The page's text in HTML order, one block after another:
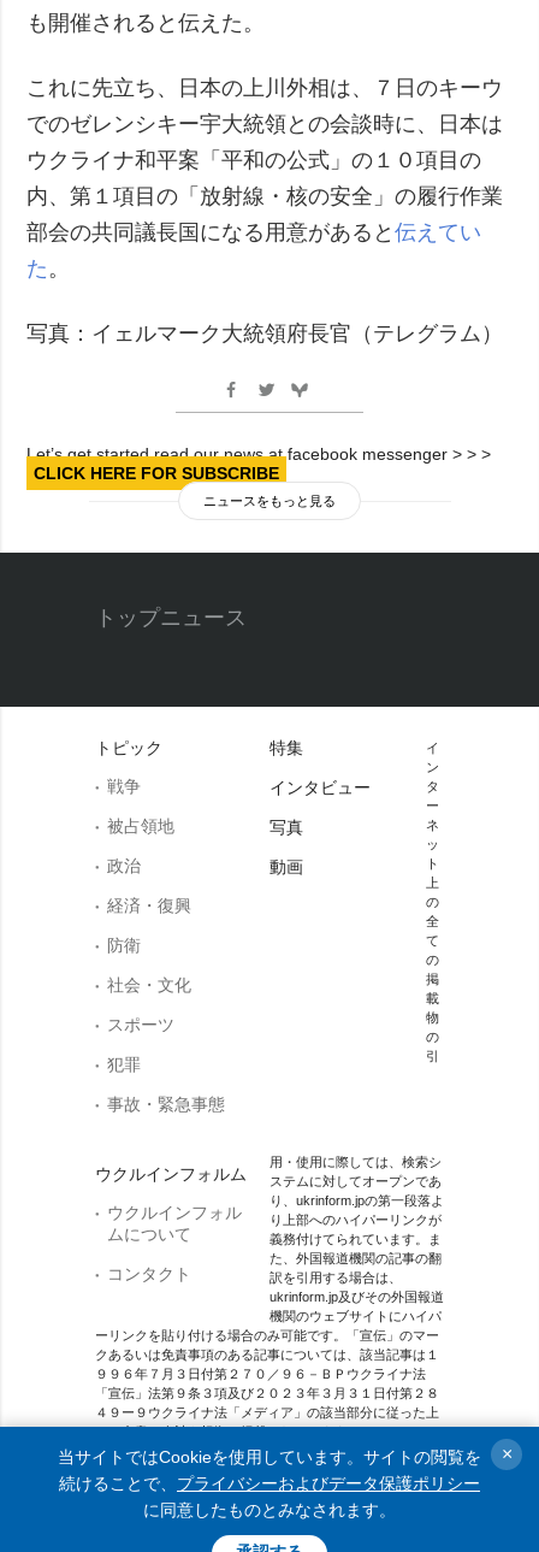
も開催されると伝えた。
これに先立ち、日本の上川外相は、７日のキーウ
でのゼレンシキー宇大統領との会談時に、日本は
ウクライナ和平案「平和の公式」の１０項目の
内、第１項目の「放射線・核の安全」の履行作業
部会の共同議長国になる用意があると伝えてい
た 。
写真：イェルマーク大統領府長官（テレグラム）
Let’s get started read our news at facebook messenger > > >
CLICK HERE FOR SUBSCRIBE
ニュースをもっと見る
トップニュース
トピック
戦争
被占領地
政治
経済・復興
防衛
社会・文化
スポーツ
犯罪
事故・緊急事態
ウクルインフォルム
ウクルインフォル
ムについて
コンタクト
特集
インタビュー
写真
動画
イ
ン
タ
ー
ネ
ッ
ト
上
の
全
て
の
掲
載
物
の
引
用・使用に際しては、検索シ
ステムに対してオープンであ
り、ukrinform.jpの第一段落よ
り上部へのハイパーリンクが
義務付けてられています。ま
た、外国報道機関の記事の翻
訳を引用する場合は、
ukrinform.jp及びその外国報道
機関のウェブサイトにハイパ
ーリンクを貼り付ける場合のみ可能です。「宣伝」のマー
クあるいは免責事項のある記事については、該当記事は１
９９６年７月３日付第２７０／９６－ＢＰウクライナ法
「宣伝」法第９条３項及び２０２３年３月３１日付第２８
４９ー９ウクライナ法「メディア」の該当部分に従った上
で、合意／会計を根拠に掲載されています。
オンラインメディア主体 メディア識別番号：R40-01421.
© 2015-2026 Ukrinform. All rights reserved.
当サイトではCookieを使用しています。サイトの閲覧を
続けることで、 プライバシーおよびデータ保護ポリシー
に同意したものとみなされます。
×